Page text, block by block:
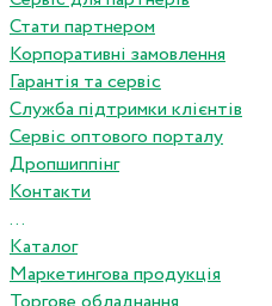
Стати партнером
Корпоративні замовлення
Гарантія та сервіс
Служба підтримки клієнтів
Сервіс оптового порталу
Дропшиппінг
Контакти
...
Каталог
Маркетингова продукція